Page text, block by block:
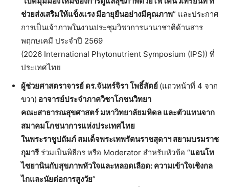
ช่วยส่งเสริมให้แข็งแรง มีอายุยืนอย่างมีคุณภาพ” และประกาศ
การเป็นเจ้าภาพในงานประชุมวิชาการนานาชาติด้านสาร
พฤกษเคมี ประจำปี 2569
(2026 International Phytonutrient Symposium (IPS)) ที่
ประเทศไทย
ผู้ช่วยศาสตราจารย์ ดร.จันทร์จิราโพธิ์สัตย์ (แถวหน้าที่ 4 จาก
ขวา) อาจารย์ประจำภาควิชาโภชนวิทยา
คณะสาธารณสุขศาสตร์ มหาวิทยาลัยมหิดล และตัวแทนจาก
สมาคมโภชนาการแห่งประเทศไทย
ในพระราชูปถัมภ์ สมเด็จพระเทพรัตนราชสุดาฯ สยามบรมราช
กุมารีร่วมเป็นพิธีกร หรือ Moderator สำหรับหัวข้อ “แอนโท
ไซยานินกับสุขภาพหัวใจและหลอดเลือด: ความเข้าใจเชิงกล
ไกและนัยต่อการสูงวัย”